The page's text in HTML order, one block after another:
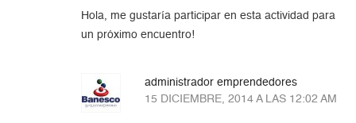
Hola, me gustaría participar en esta actividad para
un próximo encuentro!
administrador emprendedores
15 DICIEMBRE, 2014 A LAS 12:02 AM